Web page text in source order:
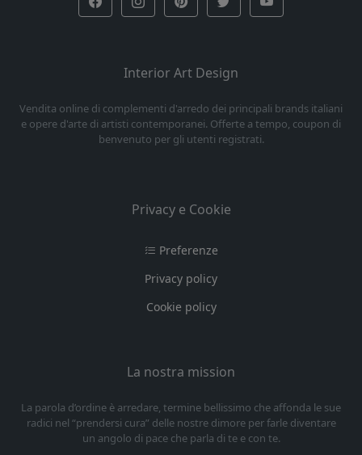
Interior Art Design
Vendita online di complementi d'arredo dei principali brands italiani
e opere d'arte di artisti contemporanei. Offerte a tempo, coupon di
benvenuto per gli utenti registrati.
Privacy e Cookie
Preferenze
Privacy policy
Cookie policy
La nostra mission
La parola d’ordine è arredare, termine bellissimo che affonda le sue
radici nel “prendersi cura” delle nostre dimore per farle diventare
un angolo di pace che parla di te e con te.